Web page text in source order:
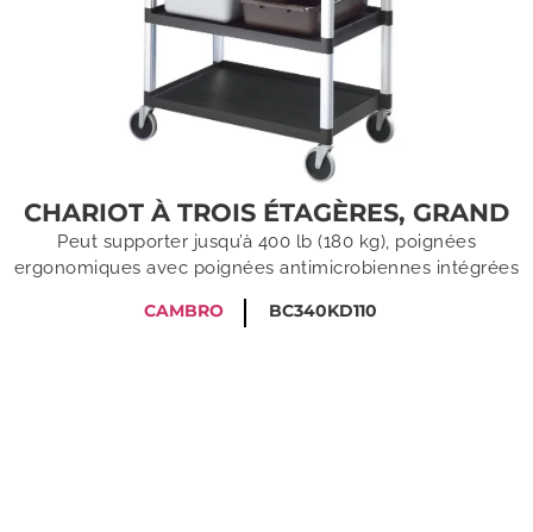
CHARIOT À TROIS ÉTAGÈRES, GRAND
Peut supporter jusqu’à 400 lb (180 kg), poignées
ergonomiques avec poignées antimicrobiennes intégrées
CAMBRO
BC340KD110